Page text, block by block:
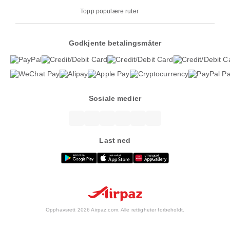
Topp populære ruter
Godkjente betalingsmåter
Sosiale medier
Last ned
Opphavsrett 2026 Airpaz.com. Alle rettigheter forbeholdt.